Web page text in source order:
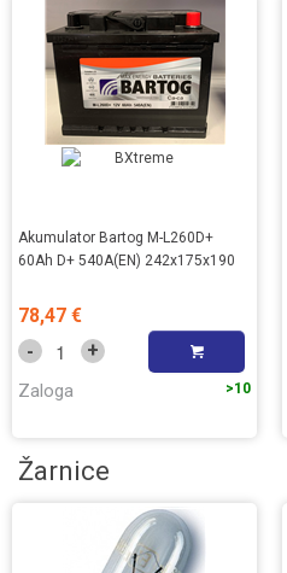
Akumulator Bartog M-L260D+
60Ah D+ 540A(EN) 242x175x190
78,47 €
- +
Zaloga >10
Žarnice